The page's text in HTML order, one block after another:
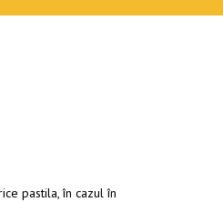
pastila, în cazul în